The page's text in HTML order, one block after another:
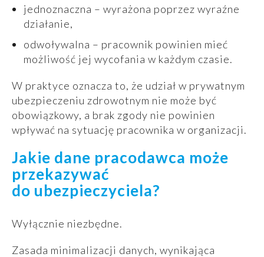
jednoznaczna – wyrażona poprzez wyraźne
działanie,
odwoływalna – pracownik powinien mieć
możliwość jej wycofania w każdym czasie.
W praktyce oznacza to, że udział w prywatnym
ubezpieczeniu zdrowotnym nie może być
obowiązkowy, a brak zgody nie powinien
wpływać na sytuację pracownika w organizacji.
Jakie dane pracodawca może
przekazywać
do ubezpieczyciela?
Wyłącznie niezbędne.
Zasada minimalizacji danych, wynikająca